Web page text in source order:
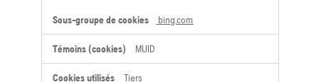
bing.com
MUID
Tiers